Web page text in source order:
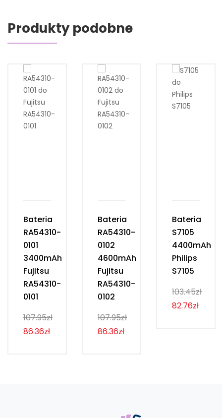
Produkty podobne
Bateria
RA54310-
0101
3400mAh
Fujitsu
RA54310-
0101
107.95zł
86.36zł
Bateria
RA54310-
0102
4600mAh
Fujitsu
RA54310-
0102
107.95zł
86.36zł
Bateria
S7105
4400mAh
Philips
S7105
103.45zł
82.76zł